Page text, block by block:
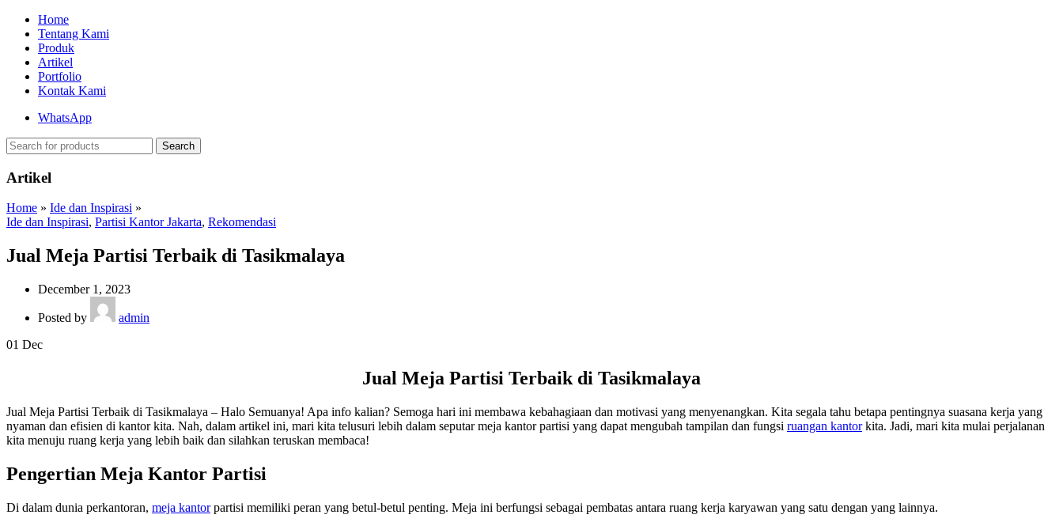
Home
Tentang Kami
Produk
Artikel
Portfolio
Kontak Kami
WhatsApp
Search
Artikel
Home » Ide dan Inspirasi »
Ide dan Inspirasi, Partisi Kantor Jakarta, Rekomendasi
Jual Meja Partisi Terbaik di Tasikmalaya
December 1, 2023
Posted by
admin
01 Dec
Jual Meja Partisi Terbaik di Tasikmalaya
Jual Meja Partisi Terbaik di Tasikmalaya – Halo Semuanya! Apa info kalian? Semoga hari ini membawa kebahagiaan dan motivasi yang menyenangkan. Kita segala tahu betapa pentingnya suasana kerja yang
nyaman dan efisien di kantor kita. Nah, dalam artikel ini, mari kita telusuri lebih dalam seputar meja kantor partisi yang dapat mengubah tampilan dan fungsi ruangan kantorkita. Jadi, mari kita mulai perjalanan
kita menuju ruang kerja yang lebih baik dan silahkan teruskan membaca!
Pengertian Meja Kantor Partisi
Di dalam dunia perkantoran, meja kantorpartisi memiliki peran yang betul-betul penting. Meja ini berfungsi sebagai pembatas antara ruang kerja karyawan yang satu dengan yang lainnya.